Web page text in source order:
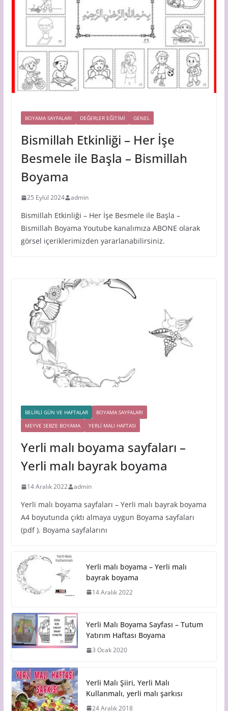
BOYAMA SAYFALARI DEĞERLER EĞİTİMİ GENEL
Bismillah Etkinliği – Her İşe
Besmele ile Başla – Bismillah
Boyama
25 Eylül 2024 admin
Bismillah Etkinliği – Her İşe Besmele ile Başla –
Bismillah Boyama Youtube kanalımıza ABONE olarak
görsel içeriklerimizden yararlanabilirsiniz.
BELİRLİ GÜN VE HAFTALAR
BOYAMA SAYFALARI
MEYVE SEBZE BOYAMA
YERLİ MALI HAFTASI
Yerli malı boyama sayfaları –
Yerli malı bayrak boyama
14 Aralık 2022 admin
Yerli malı boyama sayfaları – Yerli malı bayrak boyama
A4 boyutunda çıktı almaya uygun Boyama sayfaları
(pdf ). Boyama sayfalarını
Yerli malı boyama – Yerli malı
bayrak boyama
14 Aralık 2022
Yerli Malı Boyama Sayfası – Tutum
Yatırım Haftası Boyama
3 Ocak 2020
Yerli Malı Şiiri, Yerli Malı
Kullanmalı, yerli malı şarkısı
24 Aralık 2018